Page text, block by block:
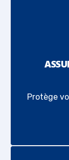
Protège